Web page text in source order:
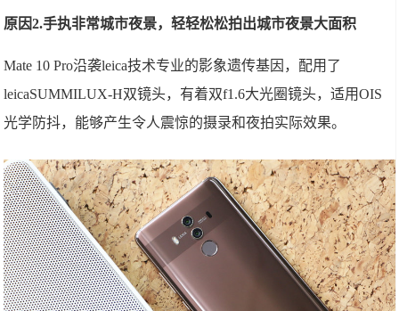
原因2.手执非常城市夜景，轻轻松松拍出城市夜景大面积
Mate 10 Pro沿袭leica技术专业的影象遗传基因，配用了
leicaSUMMILUX-H双镜头，有着双f1.6大光圈镜头，适用OIS
光学防抖，能够产生令人震惊的摄录和夜拍实际效果。